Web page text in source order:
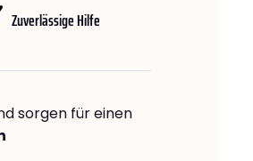
Zuverlässige Hilfe
sorgen für einen